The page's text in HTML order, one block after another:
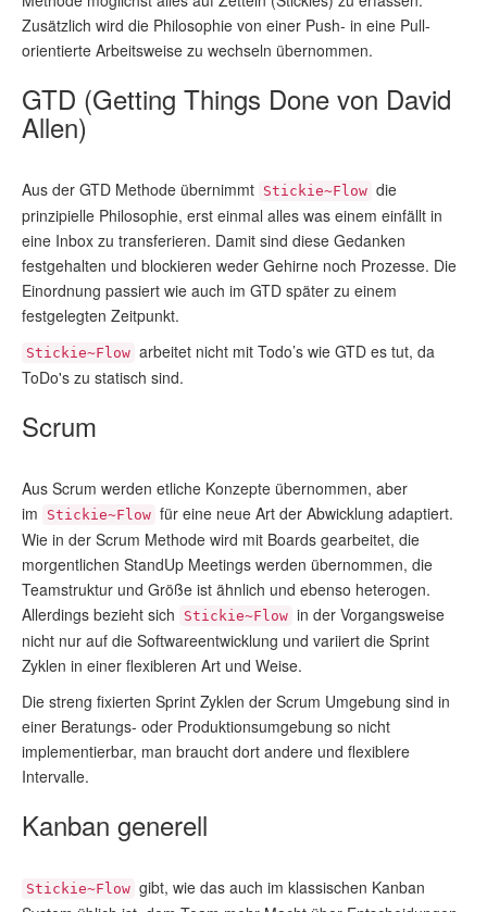
Zusätzlich wird die Philosophie von einer Push- in eine Pull-
orientierte Arbeitsweise zu wechseln übernommen.
GTD (Getting Things Done von David
Allen)
Aus der GTD Methode übernimmt Stickie~Flow die
prinzipielle Philosophie, erst einmal alles was einem einfällt in
eine Inbox zu transferieren. Damit sind diese Gedanken
festgehalten und blockieren weder Gehirne noch Prozesse. Die
Einordnung passiert wie auch im GTD später zu einem
festgelegten Zeitpunkt.
Stickie~Flow arbeitet nicht mit Todo’s wie GTD es tut, da
ToDo's zu statisch sind.
Scrum
Aus Scrum werden etliche Konzepte übernommen, aber
im
Stickie~Flow für eine neue Art der Abwicklung adaptiert.
Wie in der Scrum Methode wird mit Boards gearbeitet, die
morgentlichen StandUp Meetings werden übernommen, die
Teamstruktur und Größe ist ähnlich und ebenso heterogen.
Allerdings bezieht sich
Stickie~Flow in der Vorgangsweise
nicht nur auf die Softwareentwicklung und variiert die Sprint
Zyklen in einer flexibleren Art und Weise.
Die streng fixierten Sprint Zyklen der Scrum Umgebung sind in
einer Beratungs- oder Produktionsumgebung so nicht
implementierbar, man braucht dort andere und flexiblere
Intervalle.
Kanban generell
Stickie~Flow gibt, wie das auch im klassischen Kanban